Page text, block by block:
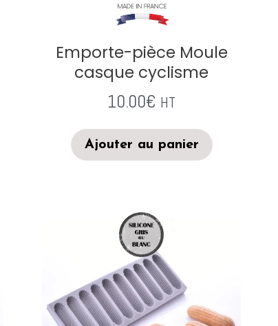
Emporte-pièce Moule
casque cyclisme
10.00€ HT
Ajouter au panier